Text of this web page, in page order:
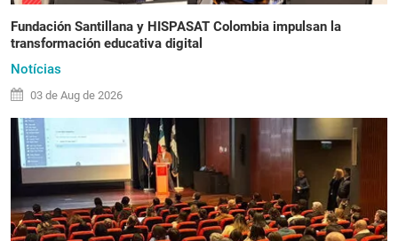
Fundación Santillana y HISPASAT Colombia impulsan la
transformación educativa digital
Notícias
03 de Aug de 2026